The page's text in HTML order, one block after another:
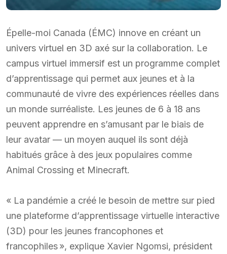
Épelle-moi Canada (ÉMC) innove en créant un
univers virtuel en 3D axé sur la collaboration. Le
campus virtuel immersif est un programme complet
d’apprentissage qui permet aux jeunes et à la
communauté de vivre des expériences réelles dans
un monde surréaliste. Les jeunes de 6 à 18 ans
peuvent apprendre en s’amusant par le biais de
leur avatar — un moyen auquel ils sont déjà
habitués grâce à des jeux populaires comme
Animal Crossing et Minecraft.
« La pandémie a créé le besoin de mettre sur pied
une plateforme d’apprentissage virtuelle interactive
(3D) pour les jeunes francophones et
francophiles », explique Xavier Ngomsi, président